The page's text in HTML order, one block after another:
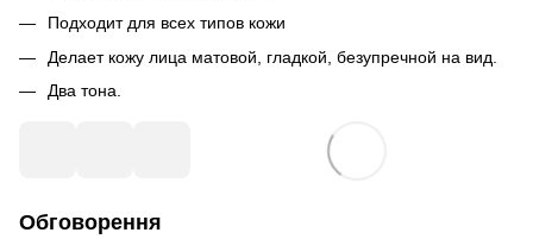
Подходит для всех типов кожи
Делает кожу лица матовой, гладкой, безупречной на вид.
Два тона.
Обговорення